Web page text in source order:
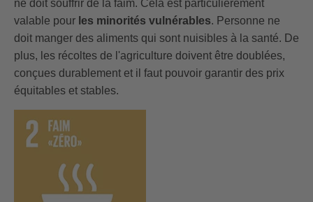
ne doit souffrir de la faim. Cela est particulièrement
valable pour les minorités vulnérables. Personne ne
doit manger des aliments qui sont nuisibles à la santé. De
plus, les récoltes de l'agriculture doivent être doublées,
conçues durablement et il faut pouvoir garantir des prix
équitables et stables.